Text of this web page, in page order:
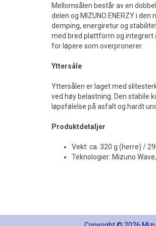
Mellomsålen består av en
delen og MIZUNO ENERZY i
demping, energiretur og
med bred plattform og integrert
for løpere som overpronerer.
Yttersåle
Yttersålen er laget med
ved høy belastning. Den stabile
løpsfølelse på asfalt og hardt
Produktdetaljer
Vekt: ca. 320 g (herre) /
Teknologier: Mizuno Wave,